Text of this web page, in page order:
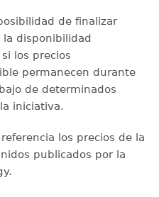
de finalizar
disponibilidad
los precios
permanecen durante
de determinados
iniciativa.
los precios de la
publicados por la